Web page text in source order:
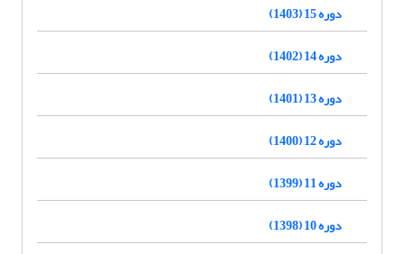
دوره 15 (1403)
دوره 14 (1402)
دوره 13 (1401)
دوره 12 (1400)
دوره 11 (1399)
دوره 10 (1398)